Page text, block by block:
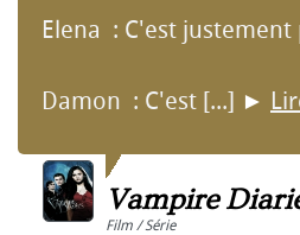
Elena : C'est
Damon : C'est [...] ►
Vampire
Film / Série